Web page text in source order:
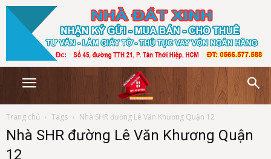
Trang chủ Tags Nhà SHR đường Lê Văn Khương Quận 12
Nhà SHR đường Lê Văn Khương Quận
12